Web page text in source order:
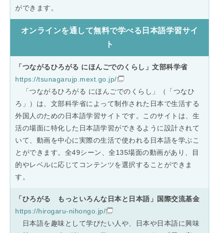
ができます。
オンラインを通して無料で学べる日本語学習サイ
ト
「つながるひろがる にほんごでのくらし」文部科学省
https://tsunagarujp.mext.go.jp/
「つながるひろがる にほんごでのくらし」（「つなひ
ろ」）は、文部科学省によって制作された日本で生活する
外国人のための日本語学習サイトです。このサイトは、生
活の場面に特化した日本語学習ができるように設計されて
いて、動画を中心に実際の生活で使われる日本語を学ぶこ
とができます。全49シーン、全135場面の動画があり、目
的やレベルに応じてコンテンツを選択することができま
す。
「ひろがる もっといろんな日本と日本語」国際交流基金
https://hirogaru-nihongo.jp/
日本語を趣味として学びたい人や、日本や日本語に興味